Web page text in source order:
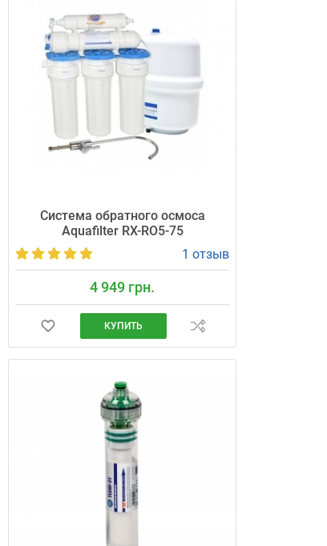
Система обратного осмоса
Aquafilter RX-RO5-75
1 отзыв
4 949 грн.
КУПИТЬ